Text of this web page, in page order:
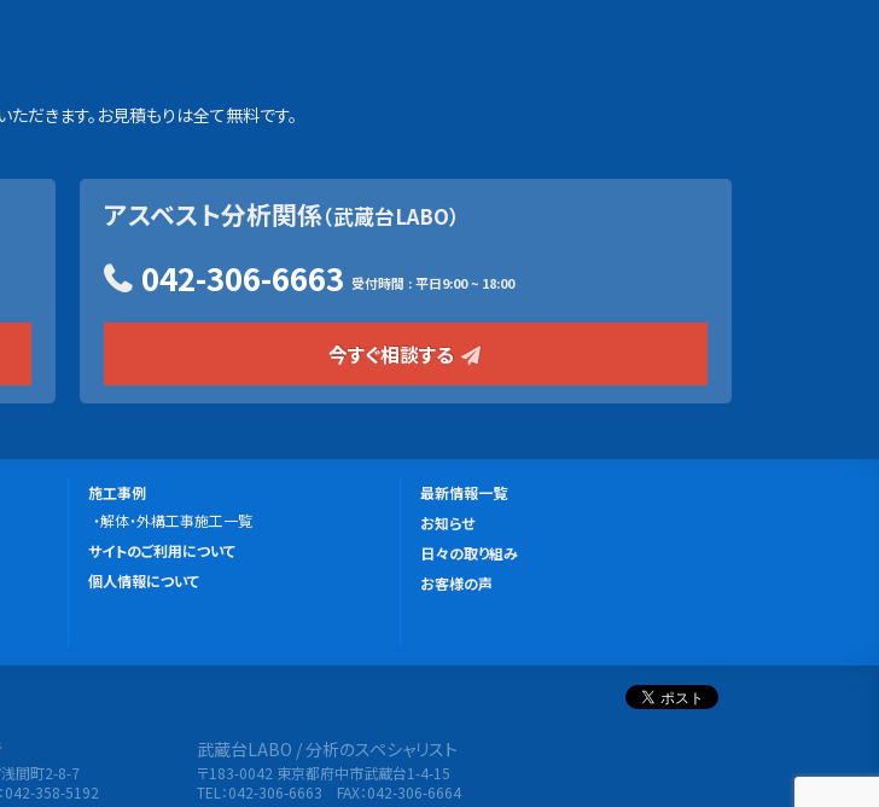
だきます。お見積もりは全て無料です。
アスベスト分析関係（武蔵台LABO）
042-306-6663 受付時間 : 平日9:00 ~ 18:00
今すぐ相談する
施
工
事
例
施工事例
解体・外構工事施工一覧
こ
の
ト
て
サイトのご利用について
個人情報について
更
新
情
報
最新情報一覧
お知らせ
日々の取り組み
お客様の声
間町2-8-7
042-358-5192
武蔵台LABO / 分析のスペシャリスト
〒183-0042 東京都府中市武蔵台1-4-15
TEL：042-306-6663 FAX：042-306-6664